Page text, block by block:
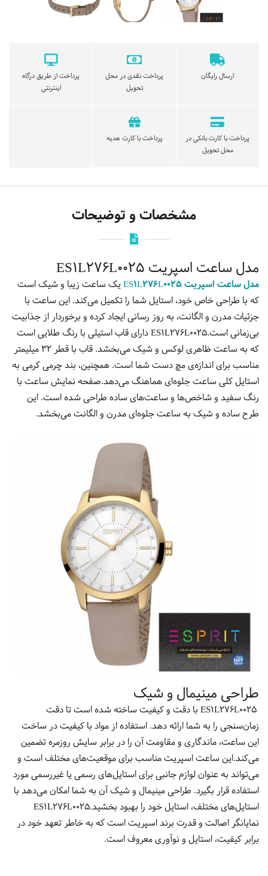
ارسال رایگان
پرداخت نقدی در محل
تحویل
پرداخت از طریق درگاه
اینترنتی
پرداخت با کارت بانکی در
محل تحویل
پرداخت با کارت هدیه
مشخصات و توضیحات
مدل ساعت اسپریت ES1L276L0025
مدل ساعت اسپریت ES1L276L0025
یک ساعت زیبا و شیک است
که با طراحی خاص خود، استایل شما را تکمیل می‌کند. این ساعت با
جزئیات مدرن و الگانت، به روز رسانی ایجاد کرده و برخوردار از جذابیت
بی‌زمانی است.ES1L276L0025 دارای قاب استیلی با رنگ طلایی است
که به ساعت ظاهری لوکس و شیک می‌بخشد. قاب با قطر 32 میلیمتر
مناسب برای اندازه‌ی مچ دست شما است. همچنین، بند چرمی کرمی به
استایل کلی ساعت جلوه‌ای هماهنگ می‌دهد.صفحه نمایش ساعت با
رنگ سفید و شاخص‌ها و ساعت‌های ساده طراحی شده است. این
طرح ساده و شیک به ساعت جلوه‌ای مدرن و الگانت می‌بخشد.
طراحی مینیمال و شیک
ES1L276L0025 با دقت و کیفیت ساخته شده است تا دقت
زمان‌سنجی را به شما ارائه دهد. استفاده از مواد با کیفیت در ساخت
این ساعت، ماندگاری و مقاومت آن را در برابر سایش روزمره تضمین
می‌کند.این ساعت اسپریت مناسب برای موقعیت‌های مختلف است و
می‌تواند به عنوان لوازم جانبی برای استایل‌های رسمی یا غیررسمی مورد
استفاده قرار بگیرد. طراحی مینیمال و شیک آن به شما امکان می‌دهد با
استایل‌های مختلف، استایل خود را بهبود بخشید.ES1L276L0025
نمایانگر اصالت و قدرت برند اسپریت است که به خاطر تعهد خود در
برابر کیفیت، استایل و نوآوری معروف است.